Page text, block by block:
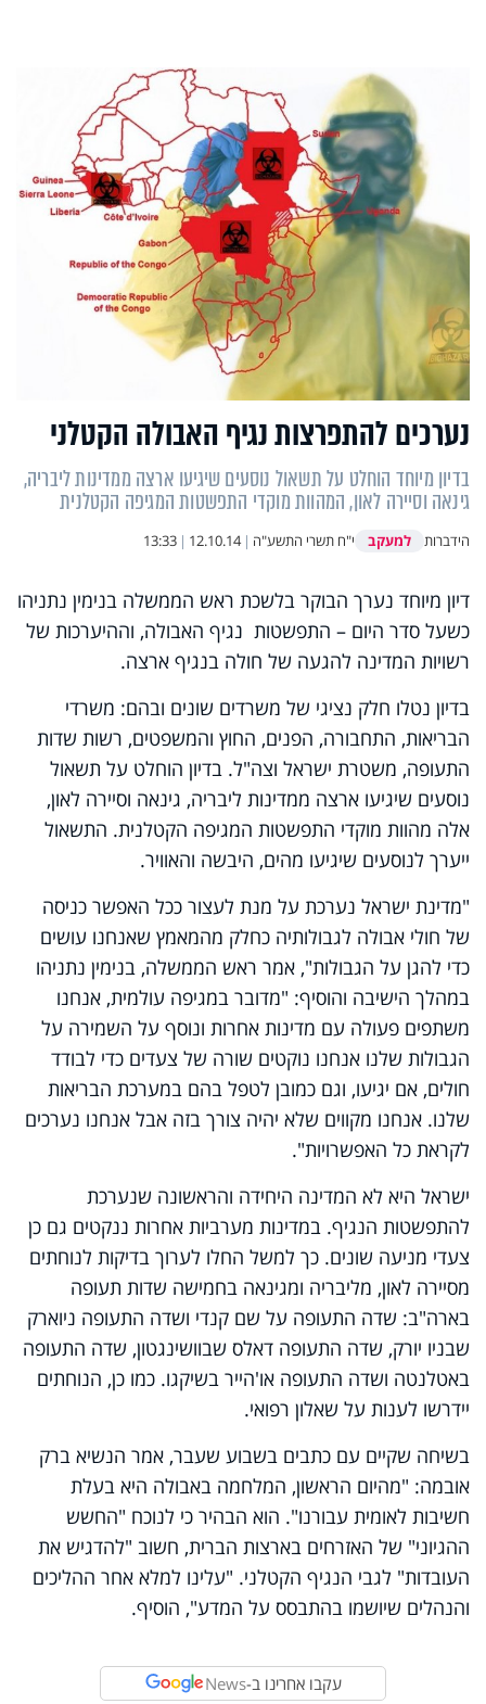
נערכים להתפרצות נגיף האבולה הקטלני
בדיון מיוחד הוחלט על תשאול נוסעים שיגיעו ארצה ממדינות ליבריה,
גינאה וסיירה לאון, המהוות מוקדי התפשטות המגיפה הקטלנית
הידברות למעקב י"ח תשרי התשע"ה |
12.10.14
|
13:33
דיון מיוחד נערך הבוקר בלשכת ראש הממשלה בנימין נתניהו
כשעל סדר היום – התפשטות נגיף האבולה, וההיערכות של
רשויות המדינה להגעה של חולה בנגיף ארצה.
בדיון נטלו חלק נציגי של משרדים שונים ובהם: משרדי
הבריאות, התחבורה, הפנים, החוץ והמשפטים, רשות שדות
התעופה, משטרת ישראל וצה"ל. בדיון הוחלט על תשאול
נוסעים שיגיעו ארצה ממדינות ליבריה, גינאה וסיירה לאון,
אלה מהוות מוקדי התפשטות המגיפה הקטלנית. התשאול
ייערך לנוסעים שיגיעו מהים, היבשה והאוויר.
"מדינת ישראל נערכת על מנת לעצור ככל האפשר כניסה
של חולי אבולה לגבולותיה כחלק מהמאמץ שאנחנו עושים
כדי להגן על הגבולות", אמר ראש הממשלה, בנימין נתניהו
במהלך הישיבה והוסיף: "מדובר במגיפה עולמית, אנחנו
משתפים פעולה עם מדינות אחרות ונוסף על השמירה על
הגבולות שלנו אנחנו נוקטים שורה של צעדים כדי לבודד
חולים, אם יגיעו, וגם כמובן לטפל בהם במערכת הבריאות
שלנו. אנחנו מקווים שלא יהיה צורך בזה אבל אנחנו נערכים
לקראת כל האפשרויות".
ישראל היא לא המדינה היחידה והראשונה שנערכת
להתפשטות הנגיף. במדינות מערביות אחרות ננקטים גם כן
צעדי מניעה שונים. כך למשל החלו לערוך בדיקות לנוחתים
מסיירה לאון, מליבריה ומגינאה בחמישה שדות תעופה
בארה"ב: שדה התעופה על שם קנדי ושדה התעופה ניוארק
שבניו יורק, שדה התעופה דאלס שבוושינגטון, שדה התעופה
באטלנטה ושדה התעופה או'הייר בשיקגו. כמו כן, הנוחתים
יידרשו לענות על שאלון רפואי.
בשיחה שקיים עם כתבים בשבוע שעבר, אמר הנשיא ברק
אובמה: "מהיום הראשון, המלחמה באבולה היא בעלת
חשיבות לאומית עבורנו". הוא הבהיר כי לנוכח "החשש
ההגיוני" של האזרחים בארצות הברית, חשוב "להדגיש את
העובדות" לגבי הנגיף הקטלני. "עלינו למלא אחר ההליכים
והנהלים שיושמו בהתבסס על המדע", הוסיף.
עקבו אחרינו ב-News